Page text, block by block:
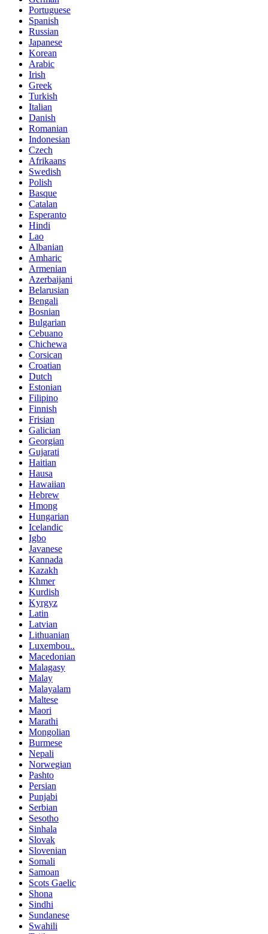
Portuguese
Spanish
Russian
Japanese
Korean
Arabic
Irish
Greek
Turkish
Italian
Danish
Romanian
Indonesian
Czech
Afrikaans
Swedish
Polish
Basque
Catalan
Esperanto
Hindi
Lao
Albanian
Amharic
Armenian
Azerbaijani
Belarusian
Bengali
Bosnian
Bulgarian
Cebuano
Chichewa
Corsican
Croatian
Dutch
Estonian
Filipino
Finnish
Frisian
Galician
Georgian
Gujarati
Haitian
Hausa
Hawaiian
Hebrew
Hmong
Hungarian
Icelandic
Igbo
Javanese
Kannada
Kazakh
Khmer
Kurdish
Kyrgyz
Latin
Latvian
Lithuanian
Luxembou..
Macedonian
Malagasy
Malay
Malayalam
Maltese
Maori
Marathi
Mongolian
Burmese
Nepali
Norwegian
Pashto
Persian
Punjabi
Serbian
Sesotho
Sinhala
Slovak
Slovenian
Somali
Samoan
Scots Gaelic
Shona
Sindhi
Sundanese
Swahili